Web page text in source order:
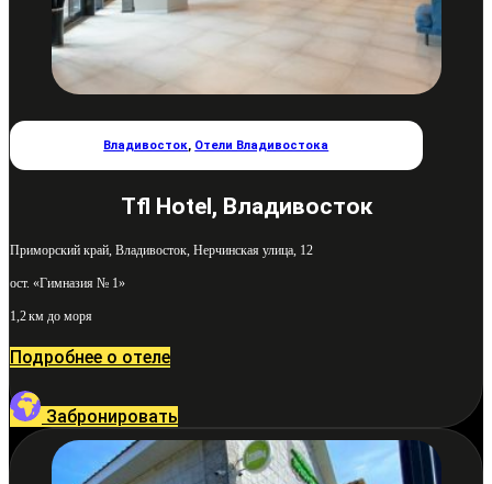
Владивосток, Отели Владивостока
Tfl Hotel, Владивосток
Приморский край, Владивосток, Нерчинская улица, 12
ост. «Гимназия № 1»
1,2 км до моря
Подробнее о отеле
Забронировать